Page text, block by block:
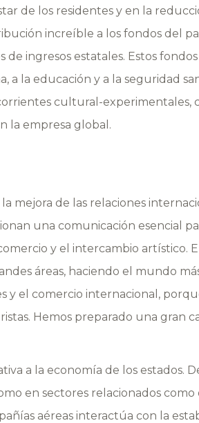
de los residentes y en la
increíble a los fondos del
ingresos estatales. Estos
a la educación y a la seguridad
cultural-experimentales,
la empresa global.
mejora de las relaciones
una comunicación esencial
y el intercambio artístico.
áreas, haciendo el mundo
y el comercio internacional,
Hemos preparado una gran
a la economía de los estados.
en sectores relacionados
aéreas interactúa con la